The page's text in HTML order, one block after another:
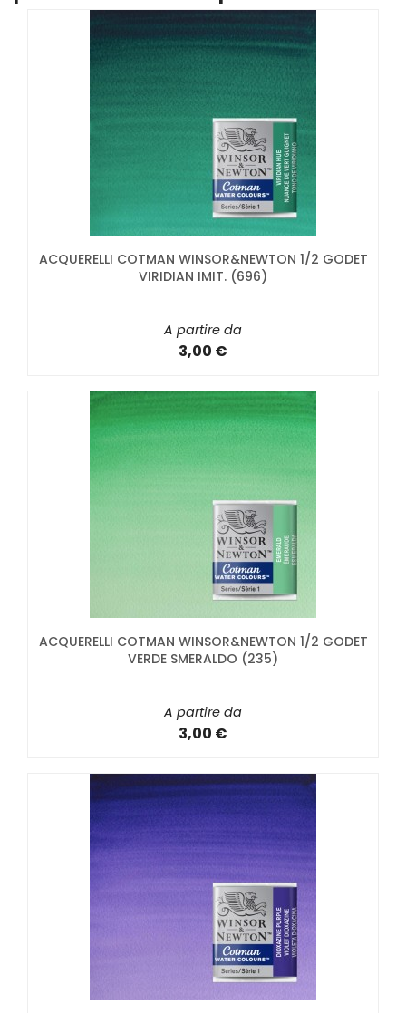
ACQUERELLI COTMAN WINSOR&NEWTON 1/2 GODET
VIRIDIAN IMIT. (696)
A partire da
3,00 €
ACQUERELLI COTMAN WINSOR&NEWTON 1/2 GODET
VERDE SMERALDO (235)
A partire da
3,00 €